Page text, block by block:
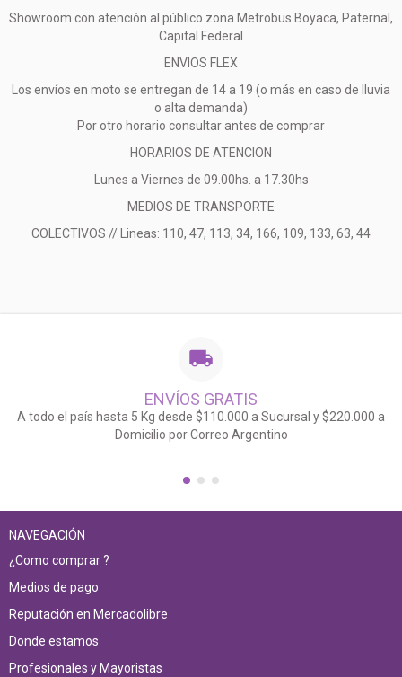
Showroom con atención al público zona Metrobus Boyaca, Paternal,
Capital Federal
ENVIOS FLEX
Los envíos en moto se entregan de 14 a 19 (o más en caso de lluvia
o alta demanda)
Por otro horario consultar antes de comprar
HORARIOS DE ATENCION
Lunes a Viernes de 09.00hs. a 17.30hs
MEDIOS DE TRANSPORTE
COLECTIVOS // Lineas: 110, 47, 113, 34, 166, 109, 133, 63, 44
ENVÍOS GRATIS
A todo el país hasta 5 Kg desde $110.000 a Sucursal y $220.000 a
Domicilio por Correo Argentino
NAVEGACIÓN
¿Como comprar ?
Medios de pago
Reputación en Mercadolibre
Donde estamos
Profesionales y Mayoristas